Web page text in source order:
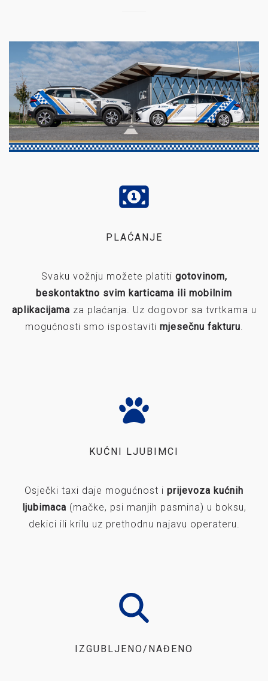
PLAĆANJE
Svaku vožnju možete platiti gotovinom,
beskontaktno svim karticama ili mobilnim
aplikacijama za plaćanja. Uz dogovor sa tvrtkama u
mogućnosti smo ispostaviti mjesečnu fakturu.
KUĆNI LJUBIMCI
Osječki taxi daje mogućnost i prijevoza kućnih
ljubimaca (mačke, psi manjih pasmina) u boksu,
dekici ili krilu uz prethodnu najavu operateru.
IZGUBLJENO/NAĐENO